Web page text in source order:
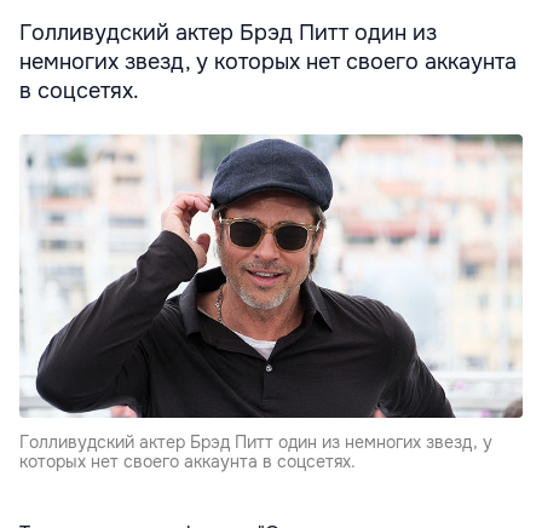
Голливудский актер Брэд Питт один из
немногих звезд, у которых нет своего аккаунта
в соцсетях.
Голливудский актер Брэд Питт один из немногих звезд, у
которых нет своего аккаунта в соцсетях.